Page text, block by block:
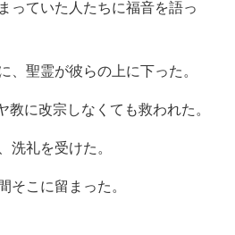
っていた人たちに福音を語っ
聖霊が彼らの上に下った。
教に改宗しなくても救われた。
礼を受けた。
こに留まった。